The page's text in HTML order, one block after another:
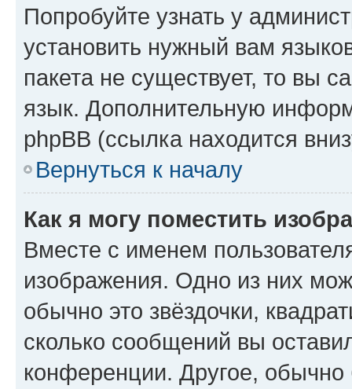
Попробуйте узнать у
установить нужный вам
пакета не существует, то вы
язык. Дополнительную
phpBB (ссылка находится
Вернуться к началу
Как я могу поместить
Вместе с именем
изображения. Одно из них
обычно это звёздочки,
сколько сообщений вы
конференции. Другое,